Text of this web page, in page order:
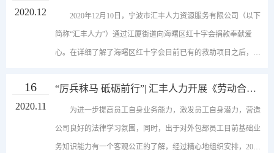
汇丰人力最有力的“武器”。多年来，公司一直都很重视良好工作
氛围的营造，并实施了多项举措。例如“职工说事”制度，对员工
的情绪波动进行沟通和疏导；办公室节日氛围的营造，改善员工
力。这些无不彰显着汇丰人力是一家关心员工、重视人文建设、
人力资源诚信服务示范机构、浙江省人力资源五星级企业、浙江
省信用管理示范企业、浙江省名牌产品、宁波市服务业十佳“创
新之星”、宁波市市级大学生就业实践示范基地、海曙区区长质
二十六载，汇丰人力始终坚守着“专业、诚信、实效”的服务理
念。诚信经营，是刻在每个汇丰人骨子里的职业信念。此次获奖
是对汇丰人力在诚信经营上的卓越成效的最好褒奖，我们为此欣
喜，但绝不止步于此。今后，汇丰人力也将不忘初心，继续将实
2020.12 2020年12月10日，宁波市汇丰人力资源服务有限公司（以下
简称“汇丰人力”）通过江厦街道向海曙区红十字会捐款奉献爱
心。在详细了解了海曙区红十字会目前已有的救助项目之后，汇
博爱救助金和江厦街道居家养老中心AED机器一台。汇丰人力希
望尽自己的微薄之力，在这个寒冬为江厦街道的鳏寡孤独困难家
庭带来一丝人情的温暖。 此外，汇丰人力另有专款
定向捐助郡庙社区。汇丰人力作为海曙区文明单位，此前与江厦
16
2020.11
“厉兵秣马 砥砺前行”| 汇丰人力开展《劳动合同
为进一步提高员工自身业务能力，激发员工自身潜力，营造
公司良好的法律学习氛围，同时，出于对外包部员工目前基础业
务知识能力有一个客观公正的了解，经过精心地组织安排，2020